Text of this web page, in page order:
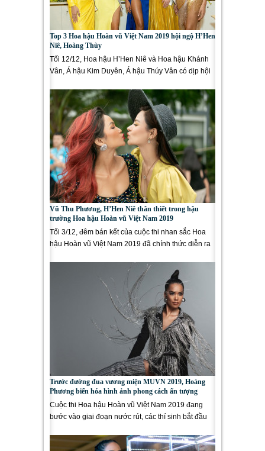
Top 3 Hoa hậu Hoàn vũ Việt Nam 2019 hội ngộ H’Hen
Niê, Hoàng Thùy
Tối 12/12, Hoa hậu H’Hen Niê và Hoa hậu Khánh
Vân, Á hậu Kim Duyên, Á hậu Thúy Vân có dịp hội
Vũ Thu Phương, H’Hen Niê thân thiết trong hậu
trường Hoa hậu Hoàn vũ Việt Nam 2019
Tối 3/12, đêm bán kết của cuộc thi nhan sắc Hoa
hậu Hoàn vũ Việt Nam 2019 đã chính thức diễn ra
Trước đường đua vương miện MUVN 2019, Hoàng
Phương biến hóa hình ảnh phong cách ấn tượng
Cuộc thi Hoa hậu Hoàn vũ Việt Nam 2019 đang
bước vào giai đoạn nước rút, các thí sinh bắt đầu